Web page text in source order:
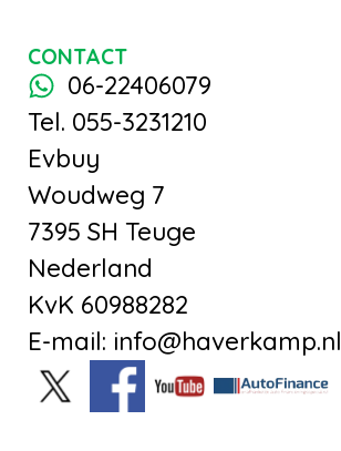
CONTACT
06-22406079
Tel. 055-3231210
Evbuy
Woudweg 7
7395 SH Teuge
Nederland
KvK 60988282
E-mail: info@haverkamp.nl